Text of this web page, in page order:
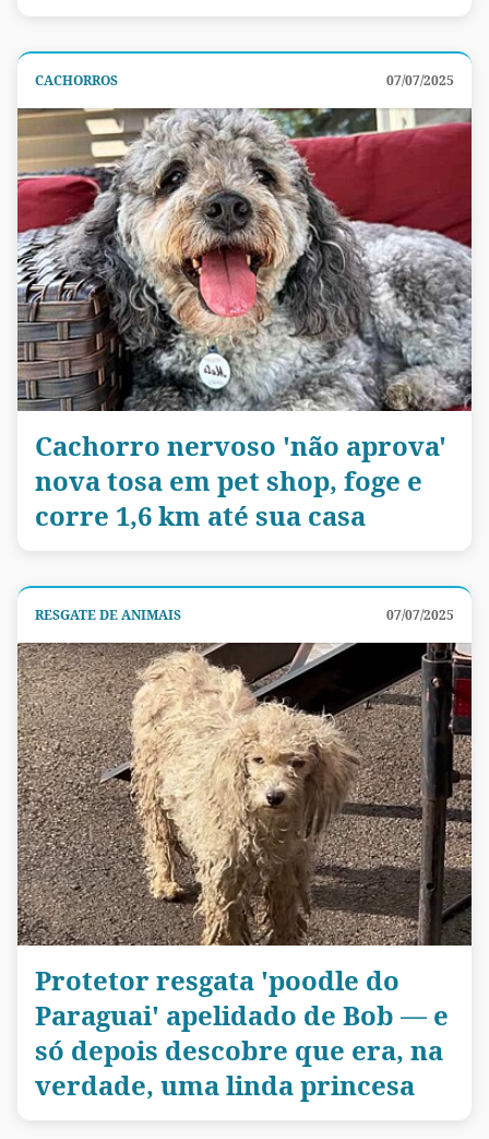
CACHORROS 07/07/2025
Cachorro nervoso 'não aprova'
nova tosa em pet shop, foge e
corre 1,6 km até sua casa
RESGATE DE ANIMAIS 07/07/2025
Protetor resgata 'poodle do
Paraguai' apelidado de Bob — e
só depois descobre que era, na
verdade, uma linda princesa